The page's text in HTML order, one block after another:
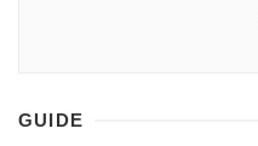
GUIDE